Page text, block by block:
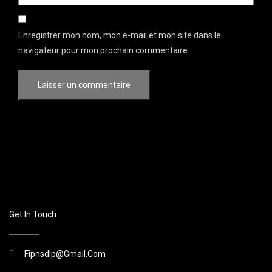
Enregistrer mon nom, mon e-mail et mon site dans le
navigateur pour mon prochain commentaire.
Get In Touch
Fipnsdlp@gmail.com